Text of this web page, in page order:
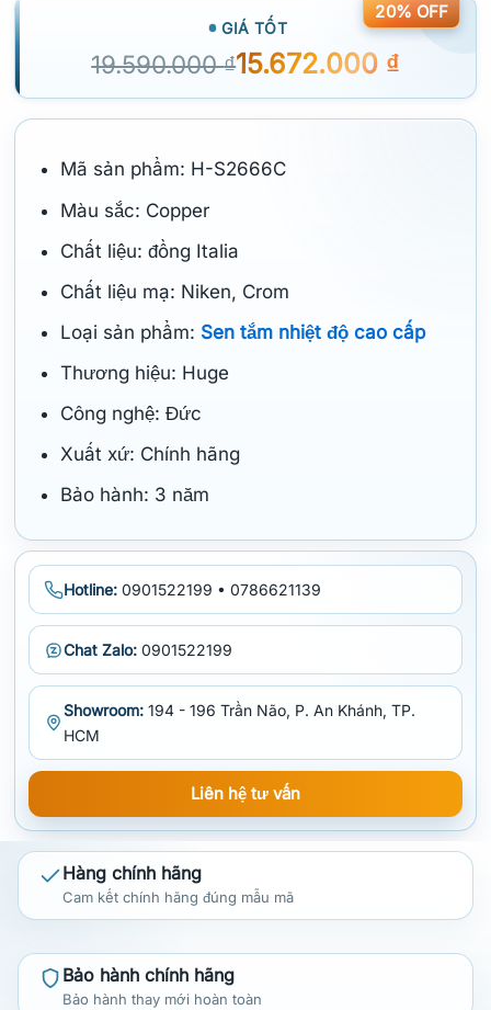
GIÁ TỐT
19.590.000₫15.672.000 ₫
20% OFF
Mã sản phẩm: H-S2666C
Màu sắc: Copper
Chất liệu: đồng Italia
Chất liệu mạ: Niken, Crom
Loại sản phẩm: Sen tắm nhiệt độ cao cấp
Thương hiệu: Huge
Công nghệ: Đức
Xuất xứ: Chính hãng
Bảo hành: 3 năm
Hotline: 0901522199 • 0786621139
Chat Zalo: 0901522199
Showroom: 194 - 196 Trần Não, P. An Khánh, TP.
HCM
Liên hệ tư vấn
Hàng chính hãng
Cam kết chính hãng đúng mẫu mã
Bảo hành chính hãng
Bảo hành thay mới hoàn toàn